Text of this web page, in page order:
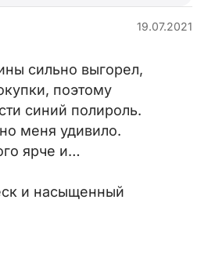
19.07.2021
сильно выгорел,
поэтому
синий полироль.
меня удивило.
ярче и
как будто
Рекомендую!
и насыщенный